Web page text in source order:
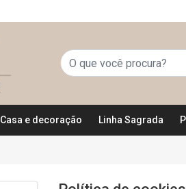
Casa e decoração Linha Sagrada